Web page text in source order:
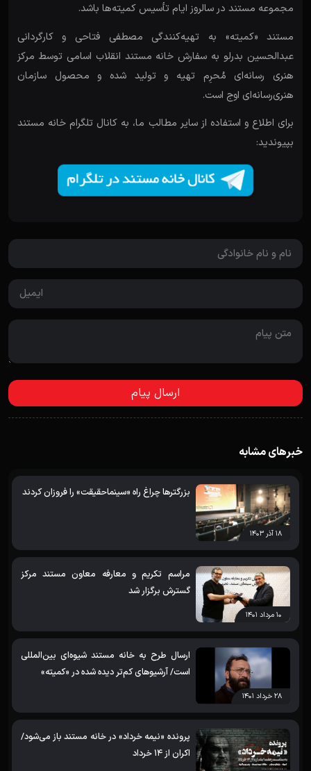
مجموعه مستند در سالروز ایام تأسیس کمیته‌ها باشد.
مستند «کمیته» به تهیه‌کنندگی مصطفی فتاحی و کارگردانی
عبدالحسین بدرلو به سفارش خانه مستند انقلاب اسامی توسط مرکز
هنری رسانه‌ای مُحرِم تهیه و تولید شده و محصول سازمان
هنری‌رسانه‌ای اوج است.
برای اطلاع و استفاده از سایر مطالب ما، به کانال تلگرام خانه مستند
بپیوندید:
خبرهای مشابه
۱۸ آذر ۱۴۰۳
بزرگترها چراغ راه «سینماحقیقت» را فروزان کردند
۱۰ مرداد ۱۴۰۱
مراسم تکریم و معارفه معاون مستند مرکز
گسترش برگزار شد
۲۸ خرداد ۱۴۰۱
ارسال طرح به خانه مستند شیوه‌ای بین‌المللی
است/ آرشیوهای کم‌تر دیده شده در «کمیته»
پرونده «نیمه خرداد» در خانه مستند باز می‌شود/
اکران از 14 خرداد